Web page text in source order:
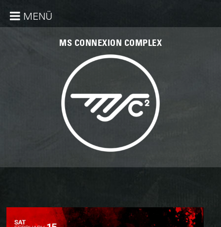
MENÜ
MS CONNEXION COMPLEX